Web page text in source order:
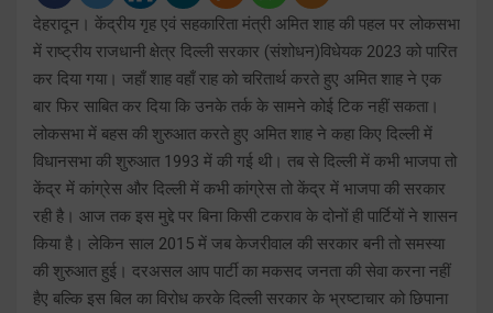
देहरादून। केंद्रीय गृह एवं सहकारिता मंत्री अमित शाह की पहल पर लोकसभा
में राष्ट्रीय राजधानी क्षेत्र दिल्ली सरकार (संशोधन)विधेयक 2023 को पारित
कर दिया गया। जहाँ शाह वहाँ राह को चरितार्थ करते हुए अमित शाह ने एक
बार फिर साबित कर दिया कि उनके तर्क के सामने कोई टिक नहीं सकता।
लोकसभा में बहस की शुरुआत करते हुए अमित शाह ने कहा किए दिल्ली में
विधानसभा की शुरुआत 1993 में की गई थी। तब से दिल्ली में कभी भाजपा तो
केंद्र में कांग्रेस और दिल्ली में कभी कांग्रेस तो केंद्र में भाजपा की सरकार
रही है। आज तक इस मुद्दे पर बिना किसी टकराव के दोनों ही पार्टियों ने शासन
किया है। लेकिन साल 2015 में जब केजरीवाल की सरकार बनी तो समस्या
की शुरुआत हुई। दरअसल आप पार्टी का मकसद जनता की सेवा करना नहीं
हैए बल्कि इस बिल का विरोध करके दिल्ली सरकार के भ्रष्टाचार को छिपाना